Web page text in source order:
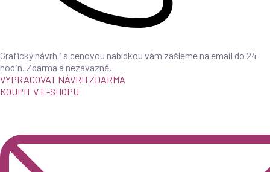
Grafický návrh i s cenovou nabídkou vám zašleme na email do 24
hodin. Zdarma a nezávazně.
VYPRACOVAT NÁVRH ZDARMA
KOUPIT V E-SHOPU